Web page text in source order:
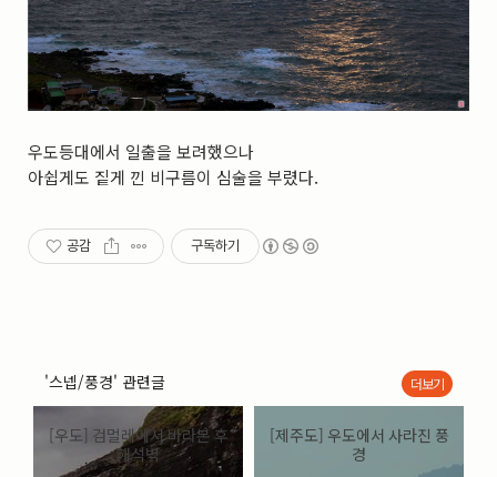
그래픽(14)
공연(9)
맛집(14)
기타등등(33)
블로그최적화(2)
우도등대에서 일출을 보려했으나
아쉽게도 짙게 낀 비구름이 심술을 부렸다.
공감 구독하기
'스넵/풍경' 관련글
[우도] 검멀레에서 바라본 후
해석벽
[제주도] 우도에서 사라진 풍
경
더보기